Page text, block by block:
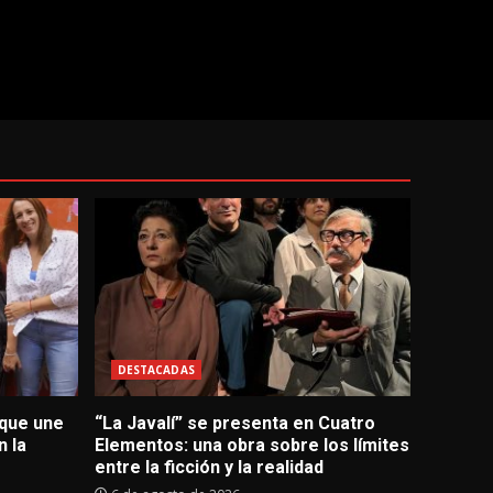
une
la
DESTACADAS
“La Javalí” se presenta en Cuatro
Elementos: una obra sobre los límites
entre la ficción y la realidad